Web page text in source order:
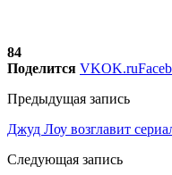
84
Поделится VKOK.ru
Предыдущая запись
Джуд Лоу возглавит
Следующая запись